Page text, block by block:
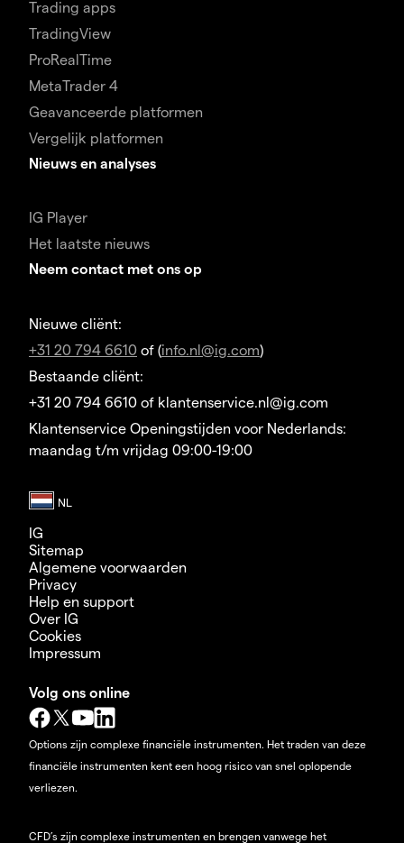
Trading apps
TradingView
ProRealTime
MetaTrader 4
Geavanceerde platformen
Vergelijk platformen
Nieuws en analyses
IG Player
Het laatste nieuws
Neem contact met ons op
Nieuwe cliënt:
+31 20 794 6610 of (info.nl@ig.com)
Bestaande cliënt:
+31 20 794 6610 of klantenservice.nl@ig.com
Klantenservice Openingstijden voor Nederlands:
maandag t/m vrijdag 09:00-19:00
IG
Sitemap
Algemene voorwaarden
Privacy
Help en support
Over IG
Cookies
Impressum
Volg ons online
Options zijn complexe financiële instrumenten. Het traden van deze
financiële instrumenten kent een hoog risico van snel oplopende
verliezen.
CFD’s zijn complexe instrumenten en brengen vanwege het